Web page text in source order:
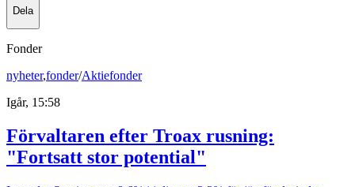
Dela
Fonder
nyheter,fonder/Aktiefonder
Igår, 15:58
Förvaltaren efter Troax rusning:
"Fortsatt stor potential"